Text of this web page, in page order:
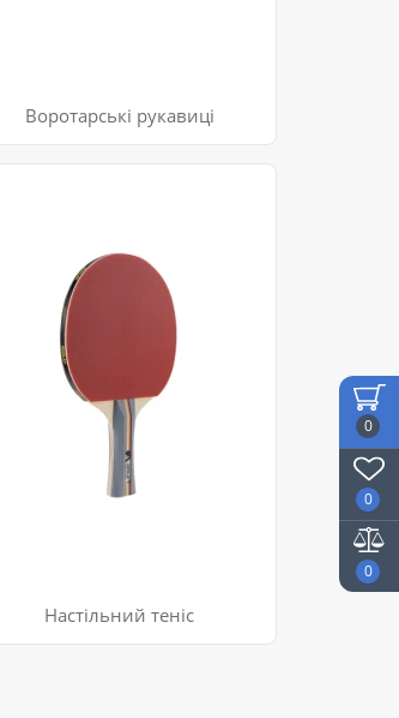
0
0
0
Воротарські рукавиці
Настільний теніс